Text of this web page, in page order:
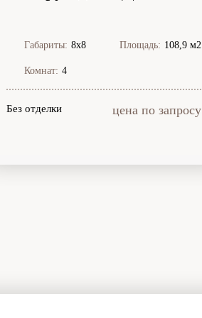
Габариты: 8х8 Площадь: 108,9 м2
Комнат: 4
Без отделки цена по запросу